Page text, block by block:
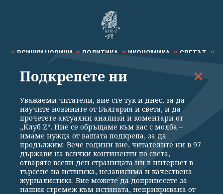
ВСИЧКИ НОВИНИ ПОЛИТИКА ИКОНОМИКА СВЕТЪТ
СПОРТ КУЛТУРА ТЕХНОЛОГИИ КАЛЕЙДОСКОП
Общи условия
Политика за поверителност
Реклама
Партньори Контакти
За Клуб Z
Екип
Подкрепете ни
Подкрепете ни
Уважаеми читатели, вие сте тук и днес, за да
научите новините от България и света, и да
прочетете актуални анализи и коментари от
„Клуб Z“. Ние се обръщаме към вас с молба –
имаме нужда от вашата подкрепа, за да
продължим. Вече години вие, читателите ни в 97
държави на всички континенти по света,
отваряте всеки ден страницата ни в интернет в
търсене на истинска, независима и качествена
журналистика. Вие можете да допринесете за
нашия стремеж към истината, неприкривана от